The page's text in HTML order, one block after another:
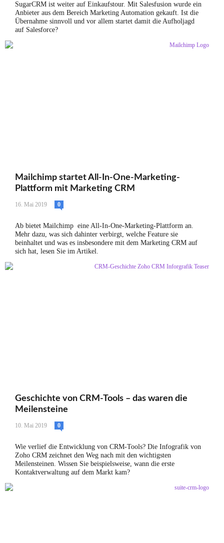
SugarCRM ist weiter auf Einkaufstour. Mit Salesfusion wurde ein
Anbieter aus dem Bereich Marketing Automation gekauft. Ist die
Übernahme sinnvoll und vor allem startet damit die Aufholjagd
auf Salesforce?
Mailchimp startet All-In-One-Marketing-
Plattform mit Marketing CRM
16. Mai 2019 0
Ab bietet Mailchimp ‏ eine All-In-One-Marketing-Plattform an.
Mehr dazu, was sich dahinter verbirgt, welche Feature sie
beinhaltet und was es insbesondere mit dem Marketing CRM auf
sich hat, lesen Sie im Artikel.
Geschichte von CRM-Tools – das waren die
Meilensteine
10. Mai 2019 0
Wie verlief die Entwicklung von CRM-Tools? Die Infografik von
Zoho CRM zeichnet den Weg nach mit den wichtigsten
Meilensteinen. Wissen Sie beispielsweise, wann die erste
Kontaktverwaltung auf dem Markt kam?